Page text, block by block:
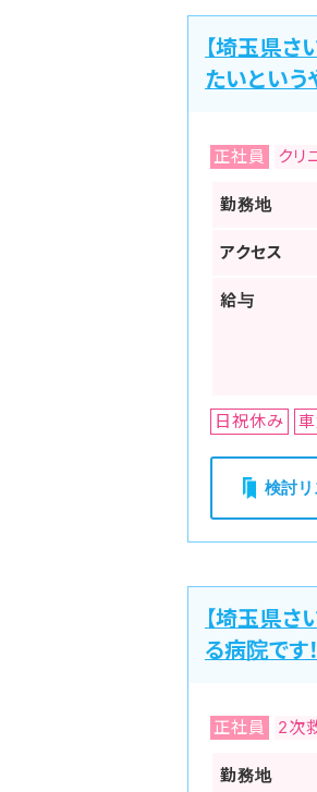
【埼玉県
たいという
正社員 クリ
勤務地
アクセス
給与
日祝休み
検討
【埼玉県
る病院です！
正社員 2次
勤務地